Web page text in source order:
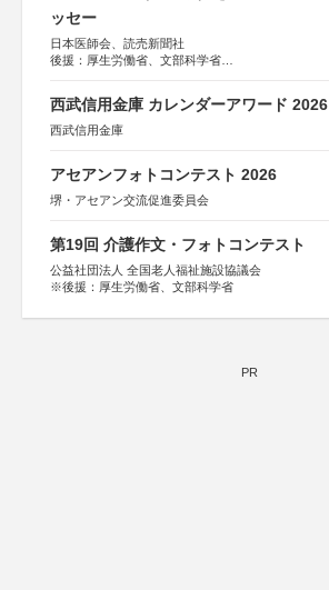
ッセー
日本医師会、読売新聞社
後援：厚生労働省、文部科学省
しん生命保険株式会社
西武信用金庫 カレンダーアワード 2026
西武信用金庫
アセアンフォトコンテスト 2026
堺・アセアン交流促進委員会
第19回 介護作文・フォトコンテスト
公益社団法人 全国老人福祉施設協議会
※後援：厚生労働省、文部科学省
PR